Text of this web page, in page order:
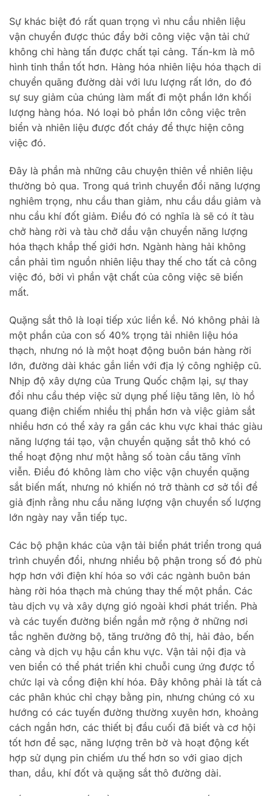
Sự khác biệt đó rất quan trọng vì nhu cầu nhiên liệu
vận chuyển được thúc đẩy bởi công việc vận tải chứ
không chỉ hàng tấn được chất tại cảng. Tấn-km là mô
hình tinh thần tốt hơn. Hàng hóa nhiên liệu hóa thạch di
chuyển quãng đường dài với lưu lượng rất lớn, do đó
sự suy giảm của chúng làm mất đi một phần lớn khối
lượng hàng hóa. Nó loại bỏ phần lớn công việc trên
biển và nhiên liệu được đốt cháy để thực hiện công
việc đó.
Đây là phần mà những câu chuyện thiên về nhiên liệu
thường bỏ qua. Trong quá trình chuyển đổi năng lượng
nghiêm trọng, nhu cầu than giảm, nhu cầu dầu giảm và
nhu cầu khí đốt giảm. Điều đó có nghĩa là sẽ có ít tàu
chở hàng rời và tàu chở dầu vận chuyển năng lượng
hóa thạch khắp thế giới hơn. Ngành hàng hải không
cần phải tìm nguồn nhiên liệu thay thế cho tất cả công
việc đó, bởi vì phần vật chất của công việc sẽ biến
mất.
Quặng sắt thô là loại tiếp xúc liền kề. Nó không phải là
một phần của con số 40% trọng tải nhiên liệu hóa
thạch, nhưng nó là một hoạt động buôn bán hàng rời
lớn, đường dài khác gắn liền với địa lý công nghiệp cũ.
Nhịp độ xây dựng của Trung Quốc chậm lại, sự thay
đổi nhu cầu thép việc sử dụng phế liệu tăng lên, lò hồ
quang điện chiếm nhiều thị phần hơn và việc giảm sắt
nhiều hơn có thể xảy ra gần các khu vực khai thác giàu
năng lượng tái tạo, vận chuyển quặng sắt thô khó có
thể hoạt động như một hằng số toàn cầu tăng vĩnh
viễn. Điều đó không làm cho việc vận chuyển quặng
sắt biến mất, nhưng nó khiến nó trở thành cơ sở tồi để
giả định rằng nhu cầu năng lượng vận chuyển số lượng
lớn ngày nay vẫn tiếp tục.
Các bộ phận khác của vận tải biển phát triển trong quá
trình chuyển đổi, nhưng nhiều bộ phận trong số đó phù
hợp hơn với điện khí hóa so với các ngành buôn bán
hàng rời hóa thạch mà chúng thay thế một phần. Các
tàu dịch vụ và xây dựng gió ngoài khơi phát triển. Phà
và các tuyến đường biển ngắn mở rộng ở những nơi
tắc nghẽn đường bộ, tăng trưởng đô thị, hải đảo, bến
cảng và dịch vụ hậu cần khu vực. Vận tải nội địa và
ven biển có thể phát triển khi chuỗi cung ứng được tổ
chức lại và cổng điện khí hóa. Đây không phải là tất cả
các phân khúc chỉ chạy bằng pin, nhưng chúng có xu
hướng có các tuyến đường thường xuyên hơn, khoảng
cách ngắn hơn, các thiết bị đầu cuối đã biết và cơ hội
tốt hơn để sạc, năng lượng trên bờ và hoạt động kết
hợp sử dụng pin chiếm ưu thế hơn so với giao dịch
than, dầu, khí đốt và quặng sắt thô đường dài.